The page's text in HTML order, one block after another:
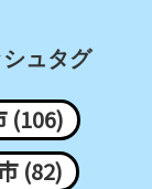
ュタグ
(106)
(82)